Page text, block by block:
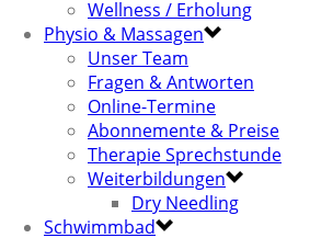
Wellness / Erholung
Physio & Massagen
Unser Team
Fragen & Antworten
Online-Termine
Abonnemente & Preise
Therapie Sprechstunde
Weiterbildungen
Dry Needling
Schwimmbad